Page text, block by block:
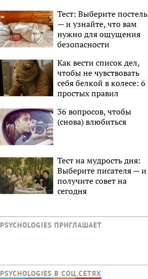
Тест: Выберите постель
— и узнайте, что вам
нужно для ощущения
безопасности
Как вести список дел,
чтобы не чувствовать
себя белкой в колесе: 6
простых правил
36 вопросов, чтобы
(снова) влюбиться
Тест на мудрость дня:
Выберите писателя — и
получите совет на
сегодня
PSYCHOLOGIES ПРИГЛАШАЕТ
PSYCHOLOGIES В CОЦ.СЕТЯХ